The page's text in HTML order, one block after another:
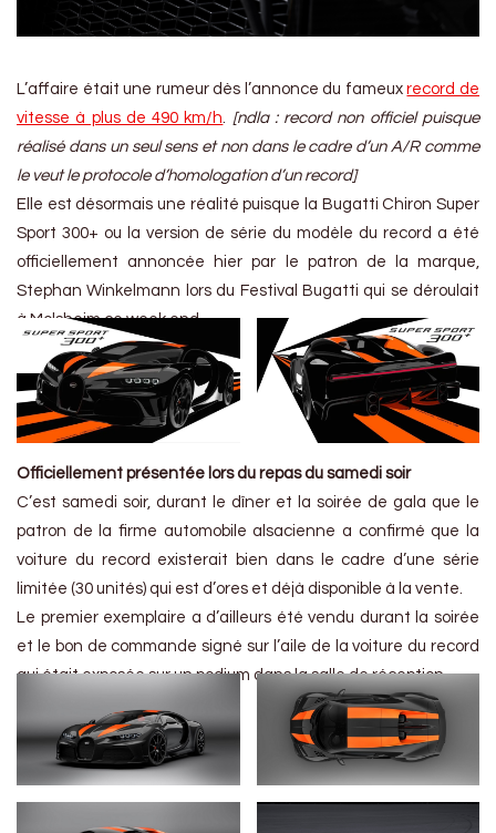
L’affaire était une rumeur dès l’annonce du fameuxrecord de
vitesse à plus de 490 km/h
[ndla : record non officiel puisque
réalisé dans un seul sens et non dans le cadre d’un A/R comme
le veut le protocole d’homologation d’un record]
Elle est désormais une réalité puisque la Bugatti Chiron Super
Sport 300+ ou la version de série du modèle du record a été
officiellement annoncée hier par le patron de la marque,
Stephan Winkelmann lors du Festival Bugatti qui se déroulait
à Molsheim ce week end.
Officiellement présentée lors du repas du samedi soir
C’est samedi soir, durant le dîner et la soirée de gala que le
patron de la firme automobile alsacienne a confirmé que la
voiture du record existerait bien dans le cadre d’une série
limitée (30 unités) qui est d’ores et déjà disponible à la vente.
Le premier exemplaire a d’ailleurs été vendu durant la soirée
et le bon de commande signé sur l’aile de la voiture du record
qui était exposée sur un podium dans la salle de réception.